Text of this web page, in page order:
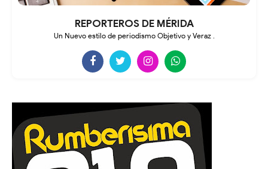
REPORTEROS DE MÉRIDA
Un Nuevo estilo de periodismo Objetivo y Veraz .